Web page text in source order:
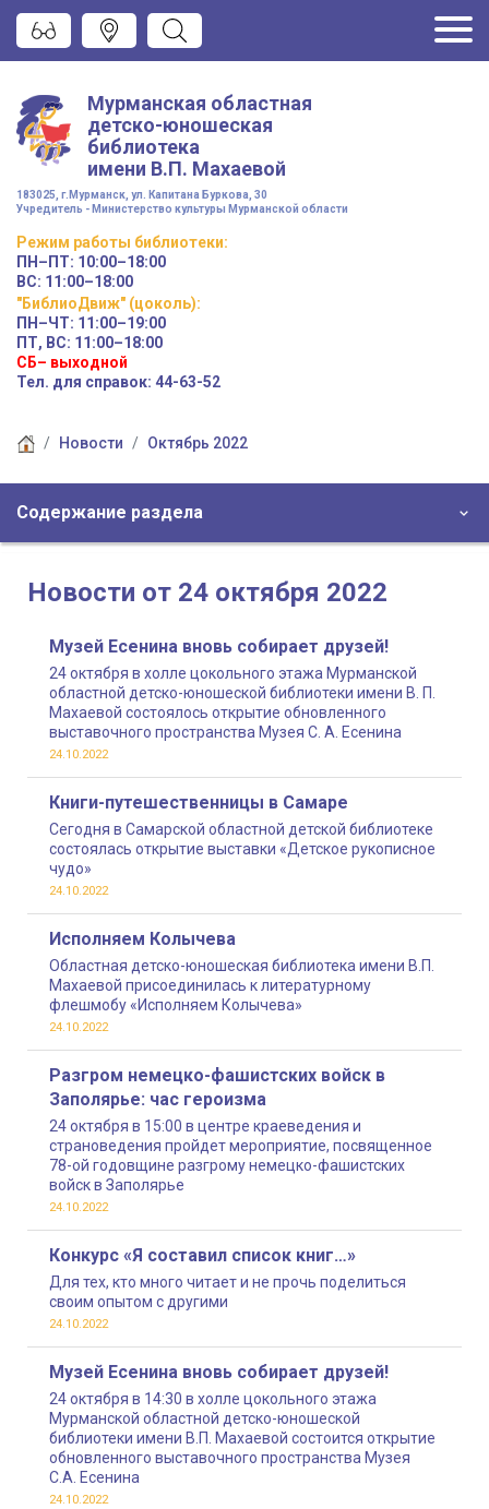
Мурманская областная
детско-юношеская
библиотека
имени В.П. Махаевой
183025, г.Мурманск, ул. Капитана Буркова, 30
Учредитель - Министерство культуры Мурманской области
Режим работы библиотеки:
ПН–ПТ: 10:00–18:00
ВС: 11:00–18:00
"БиблиоДвиж" (цоколь):
ПН–ЧТ: 11:00–19:00
ПТ, ВС: 11:00–18:00
СБ– выходной
Тел. для справок: 44-63-52
Новости Октябрь 2022
Содержание раздела
Новости от 24 октября 2022
Музей Есенина вновь собирает друзей!
24 октября в холле цокольного этажа Мурманской
областной детско-юношеской библиотеки имени В. П.
Махаевой состоялось открытие обновленного
выставочного пространства Музея С. А. Есенина
24.10.2022
Книги-путешественницы в Самаре
Сегодня в Самарской областной детской библиотеке
состоялась открытие выставки «Детское рукописное
чудо»
24.10.2022
Исполняем Колычева
Областная детско-юношеская библиотека имени В.П.
Махаевой присоединилась к литературному
флешмобу «Исполняем Колычева»
24.10.2022
Разгром немецко-фашистских войск в
Заполярье: час героизма
24 октября в 15:00 в центре краеведения и
страноведения пройдет мероприятие, посвященное
78-ой годовщине разгрому немецко-фашистских
войск в Заполярье
24.10.2022
Конкурс «Я составил список книг…»
Для тех, кто много читает и не прочь поделиться
своим опытом с другими
24.10.2022
Музей Есенина вновь собирает друзей!
24 октября в 14:30 в холле цокольного этажа
Мурманской областной детско-юношеской
библиотеки имени В.П. Махаевой состоится открытие
обновленного выставочного пространства Музея
С.А. Есенина
24.10.2022